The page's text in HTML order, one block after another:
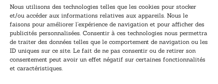
Nous utilisons des technologies telles que les cookies pour stocker
et/ou accéder aux informations relatives aux appareils. Nous le
faisons pour améliorer l’expérience de navigation et pour afficher des
publicités personnalisées. Consentir à ces technologies nous permettra
de traiter des données telles que le comportement de navigation ou les
ID uniques sur ce site. Le fait de ne pas consentir ou de retirer son
consentement peut avoir un effet négatif sur certaines fonctionnalités
et caractéristiques.
Salé
Tél:0262 29 78 78
Mail: accueil@vivalo.re
Horaires (du lundi au vendredi):
8h30 - 12h30 / 13h30 - 17h00